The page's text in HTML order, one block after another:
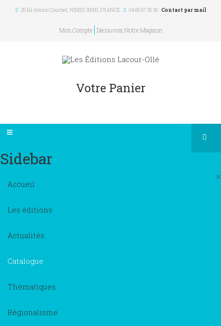
25 bd Amiral Courbet, NIMES 30000,FRANCE 04 66 67 30 30 Contact par mail
Mon Compte Découvrez Notre Magasin
Votre Panier
Sidebar
×
Accueil
Les éditions
Actualités
Catalogue
Thématiques
Régionalisme